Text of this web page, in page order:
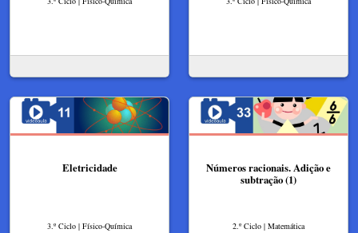
Eletricidade
3.º Ciclo | Físico-Química
Números racionais. Adição e
subtração (1)
2.º Ciclo | Matemática